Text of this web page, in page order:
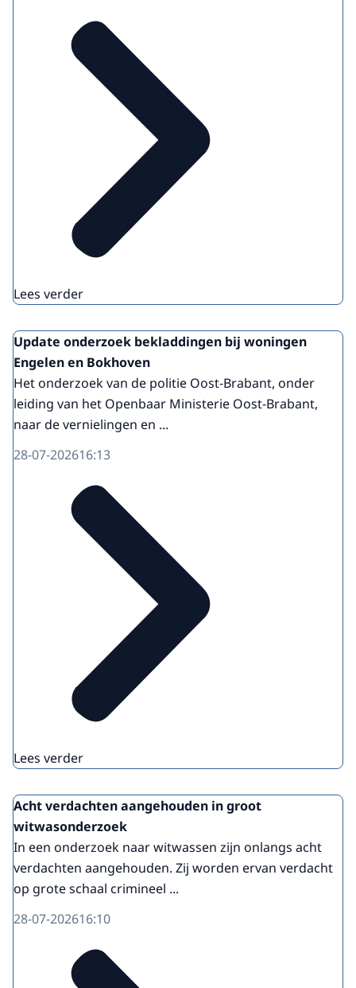
Lees verder
Update onderzoek bekladdingen bij woningen
Engelen en Bokhoven
Het onderzoek van de politie Oost-Brabant, onder
leiding van het Openbaar Ministerie Oost-Brabant,
naar de vernielingen en ...
28-07-202616:13
Lees verder
Acht verdachten aangehouden in groot
witwasonderzoek
In een onderzoek naar witwassen zijn onlangs acht
verdachten aangehouden. Zij worden ervan verdacht
op grote schaal crimineel ...
28-07-202616:10